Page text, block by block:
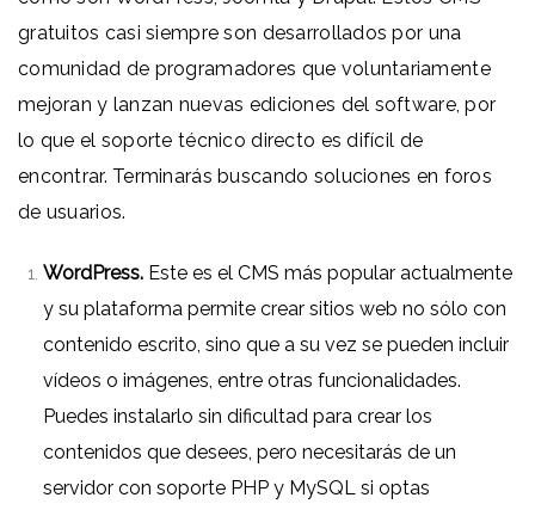
gratuitos casi siempre son desarrollados por una
comunidad de programadores que voluntariamente
mejoran y lanzan nuevas ediciones del software, por
lo que el soporte técnico directo es difícil de
encontrar. Terminarás buscando soluciones en foros
de usuarios.
WordPress. Este es el CMS más popular actualmente
y su plataforma permite crear sitios web no sólo con
contenido escrito, sino que a su vez se pueden incluir
vídeos o imágenes, entre otras funcionalidades.
Puedes instalarlo sin dificultad para crear los
contenidos que desees, pero necesitarás de un
servidor con soporte PHP y MySQL si optas